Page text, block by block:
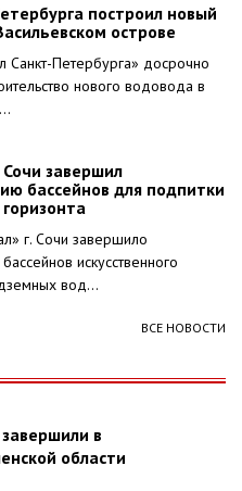
построил новый
острове
Санкт-Петербурга» досрочно
нового водовода в
завершил
бассейнов для подпитки
г. Сочи завершило
искусственного
вод...
ВСЕ НОВОСТИ
в
области